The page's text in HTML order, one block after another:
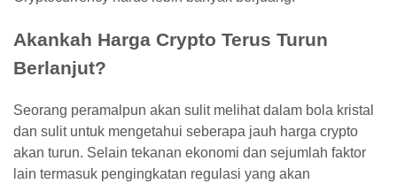
Akankah Harga Crypto Terus Turun
Berlanjut?
Seorang peramalpun akan sulit melihat dalam bola kristal
dan sulit untuk mengetahui seberapa jauh harga crypto
akan turun. Selain tekanan ekonomi dan sejumlah faktor
lain termasuk pengingkatan regulasi yang akan